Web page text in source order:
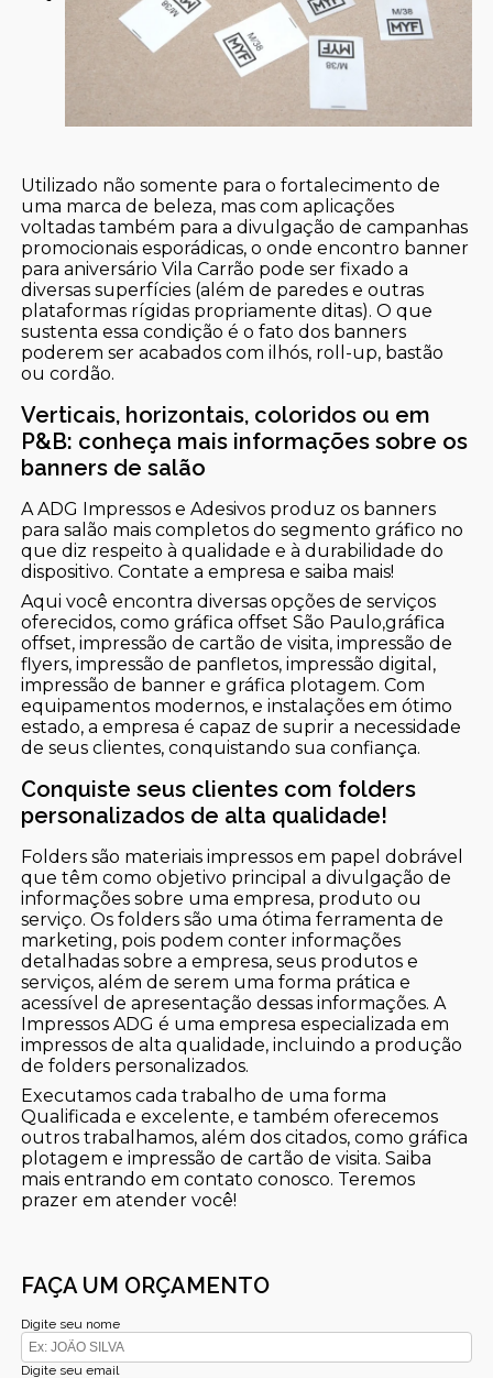
Utilizado não somente para o fortalecimento de
uma marca de beleza, mas com aplicações
voltadas também para a divulgação de campanhas
promocionais esporádicas, o onde encontro banner
para aniversário Vila Carrão pode ser fixado a
diversas superfícies (além de paredes e outras
plataformas rígidas propriamente ditas). O que
sustenta essa condição é o fato dos banners
poderem ser acabados com ilhós, roll-up, bastão
ou cordão.
Verticais, horizontais, coloridos ou em
P&B: conheça mais informações sobre os
banners de salão
A ADG Impressos e Adesivos produz os banners
para salão mais completos do segmento gráfico no
que diz respeito à qualidade e à durabilidade do
dispositivo. Contate a empresa e saiba mais!
Aqui você encontra diversas opções de serviços
oferecidos, como gráfica offset São Paulo,gráfica
offset, impressão de cartão de visita, impressão de
flyers, impressão de panfletos, impressão digital,
impressão de banner e gráfica plotagem. Com
equipamentos modernos, e instalações em ótimo
estado, a empresa é capaz de suprir a necessidade
de seus clientes, conquistando sua confiança.
Conquiste seus clientes com folders
personalizados de alta qualidade!
Folders são materiais impressos em papel dobrável
que têm como objetivo principal a divulgação de
informações sobre uma empresa, produto ou
serviço. Os folders são uma ótima ferramenta de
marketing, pois podem conter informações
detalhadas sobre a empresa, seus produtos e
serviços, além de serem uma forma prática e
acessível de apresentação dessas informações. A
Impressos ADG é uma empresa especializada em
impressos de alta qualidade, incluindo a produção
de folders personalizados.
Executamos cada trabalho de uma forma
Qualificada e excelente, e também oferecemos
outros trabalhamos, além dos citados, como gráfica
plotagem e impressão de cartão de visita. Saiba
mais entrando em contato conosco. Teremos
prazer em atender você!
FAÇA UM ORÇAMENTO
Digite seu nome
Digite seu email